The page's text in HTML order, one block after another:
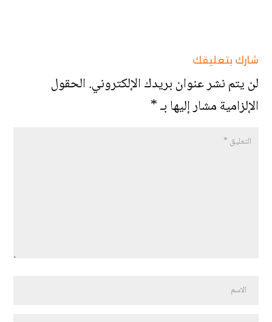
شارك بتعليقك
لن يتم نشر عنوان بريدك الإلكتروني.الحقول
الإلزامية مشار إليها بـ*